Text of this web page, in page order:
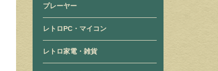
プレーヤー
レトロPC・マイコン
レトロ家電・雑貨